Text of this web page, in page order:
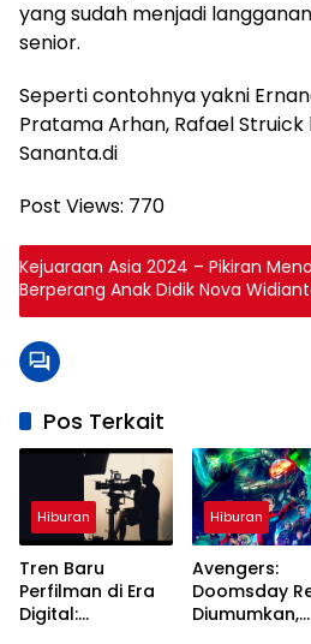
yang sudah menjadi
senior.
Seperti contohnya yakni
Pratama Arhan, Rafael
Sananta.di
Post Views: 770
Kejuaraan Asia 2024 – Pikiran
Berperang Anak Didik Nova
Terakhir
Pos Terkait
Hiburan
Tren Baru
Perfilman di Era
Digital:
Hiburan
Avengers:
Doomsday
Diumumkan,